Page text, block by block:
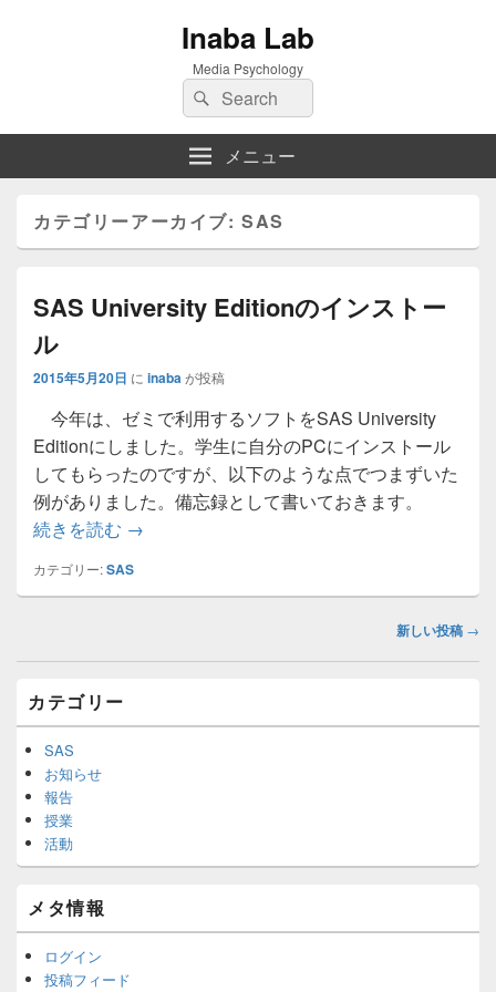
Inaba Lab
Media Psychology
検
索:
検
索
メニュー
カテゴリーアーカイブ:SAS
SAS University Editionのインストー
ル
2015年5月20日 に inabaが投稿
今年は、ゼミで利用するソフトをSAS University
Editionにしました。学生に自分のPCにインストール
してもらったのですが、以下のような点でつまずいた
例がありました。備忘録として書いておきます。
続きを読む SAS University Editionのインストール
→
カテゴリー:SAS
ビ
ゲ
ー
シ
ョ
ン
新しい投稿 →
イ
ン
サ
イ
バ
ー
ウ
ィ
ッ
エ
リ
カテゴリー
SAS
お知らせ
報告
授業
活動
メタ情報
ログイン
投稿フィード